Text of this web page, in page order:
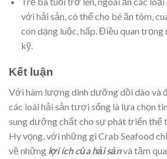
với hải sản, có thể cho bé ăn tôm,
con dạng luộc, hấp. Điều quan trọng
kỹ.
Kết luận
Với hàm lượng dinh dưỡng dồi dào và
các loài hải sản tươi sống là lựa chọn
sung dưỡng chất cho sự phát triển thể
Hy vọng, với những gì Crab Seafood
về những lợi ích của hải sảnvà tầm